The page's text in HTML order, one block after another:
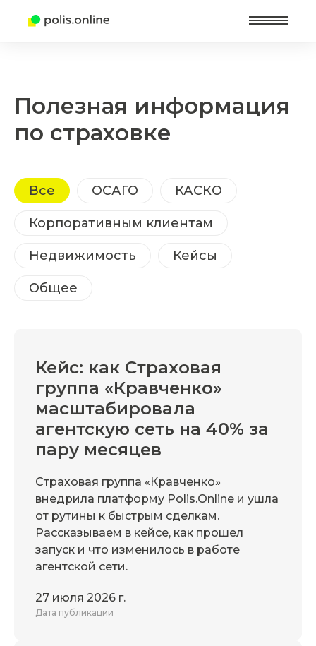
Полезная информация
по страховке
Все ОСАГО КАСКО
Корпоративным клиентам
Недвижимость Кейсы
Общее
Кейс: как Страховая
группа «Кравченко»
масштабировала
агентскую сеть на 40% за
пару месяцев
Страховая группа «Кравченко»
внедрила платформу Polis.Online и ушла
от рутины к быстрым сделкам.
Рассказываем в кейсе, как прошел
запуск и что изменилось в работе
агентской сети.
27 июля 2026 г.
Дата публикации